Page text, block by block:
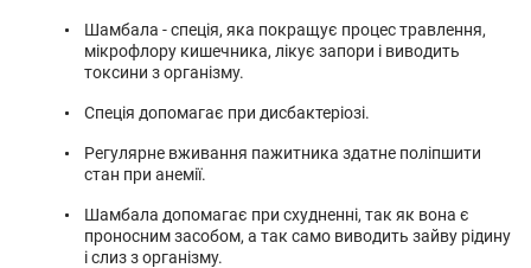
Шамбала - спеція, яка покращує процес травлення,
мікрофлору кишечника, лікує запори і виводить
токсини з організму.
Спеція допомагає при дисбактеріозі.
Регулярне вживання пажитника здатне поліпшити
стан при анемії.
Шамбала допомагає при схудненні, так як вона є
проносним засобом, а так само виводить зайву рідину
і слиз з організму.